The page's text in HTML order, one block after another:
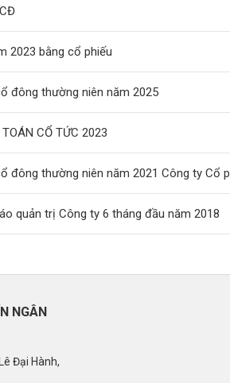
2023 bằng cổ phiếu
đông thường niên năm 2025
CỔ TỨC 2023
đông thường niên năm 2021 Công ty Cổ
quản trị Công ty 6 tháng đầu năm 2018
NGÂN
Đại Hành,